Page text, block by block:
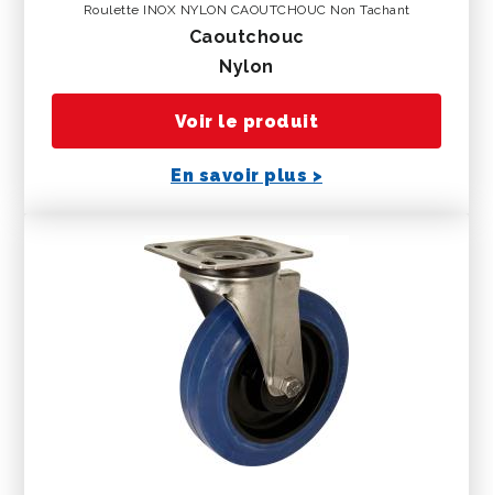
Roulette INOX NYLON CAOUTCHOUC Non Tachant
caoutchouc
nylon
Voir le produit
En savoir plus >